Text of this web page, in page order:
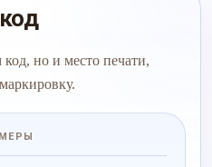
но и место печати,